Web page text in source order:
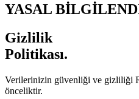
YASAL
Gizlilik
Politikası.
Verilerinizin güvenliği ve gizliliği
önceliktir.